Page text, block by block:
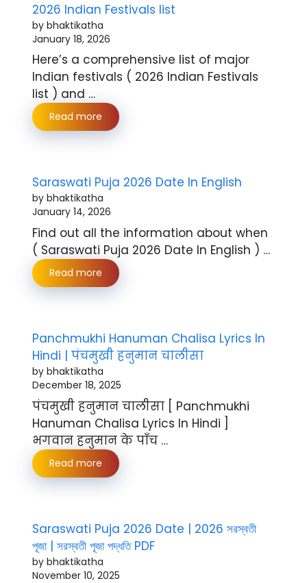
2026 Indian Festivals list
by bhaktikatha
January 18, 2026
Here’s a comprehensive list of major
Indian festivals ( 2026 Indian Festivals
list ) and …
Read more
Saraswati Puja 2026 Date In English
by bhaktikatha
January 14, 2026
Find out all the information about when
( Saraswati Puja 2026 Date In English ) …
Read more
Panchmukhi Hanuman Chalisa Lyrics In
Hindi | पंचमुखी हनुमान चालीसा
by bhaktikatha
December 18, 2025
पंचमुखी हनुमान चालीसा [ Panchmukhi
Hanuman Chalisa Lyrics In Hindi ]
भगवान हनुमान के पाँच …
Read more
Saraswati Puja 2026 Date | 2026 সরস্বতী
পূজা | সরস্বতী পূজা পদ্ধতি PDF
by bhaktikatha
November 10, 2025